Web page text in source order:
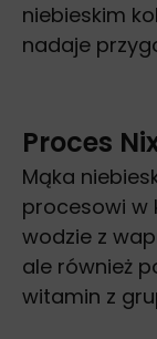
niebieskim
nadaje
Proces
Mąka
procesowi w
wodzie z
ale również
witamin z